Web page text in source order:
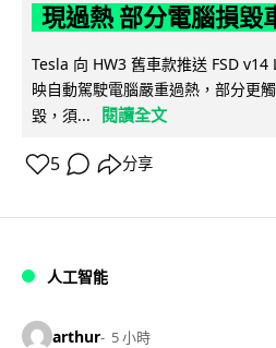
現過熱 部分電腦損毀
Tesla 向 HW3 舊車款推送 FSD
映自動駕駛電腦嚴重過熱，部分更
毀，須...
閱讀全文
5 分享
人工智能
arthur 5 小時